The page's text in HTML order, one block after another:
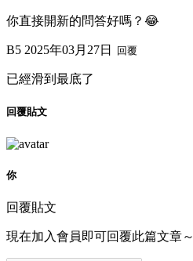
你直接開新的問答好嗎？😂
B5 2025年03月27日 回覆
已經滑到最底了
回覆貼文
你
回覆貼文
現在加入會員即可回覆此篇文章～